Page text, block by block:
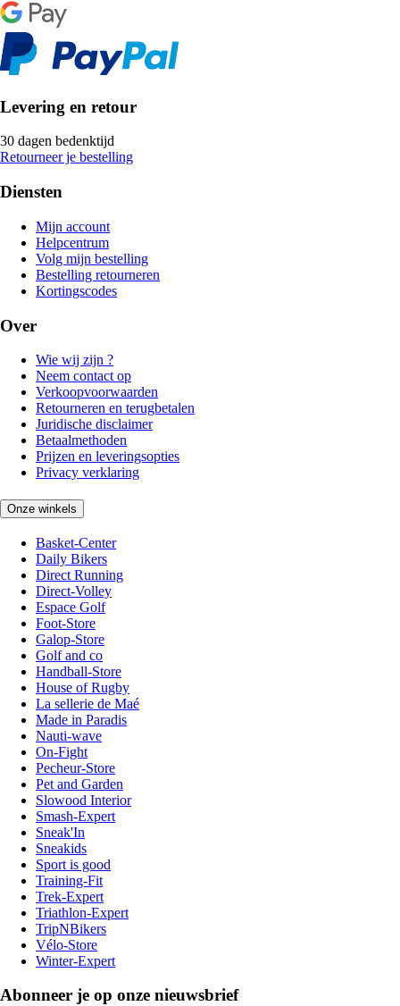
Levering en retour
30 dagen bedenktijd
Retourneer je bestelling
Diensten
Mijn account
Helpcentrum
Volg mijn bestelling
Bestelling retourneren
Kortingscodes
Over
Wie wij zijn ?
Neem contact op
Verkoopvoorwaarden
Retourneren en terugbetalen
Juridische disclaimer
Betaalmethoden
Prijzen en leveringsopties
Privacy verklaring
Onze winkels
Basket-Center
Daily Bikers
Direct Running
Direct-Volley
Espace Golf
Foot-Store
Galop-Store
Golf and co
Handball-Store
House of Rugby
La sellerie de Maé
Made in Paradis
Nauti-wave
On-Fight
Pecheur-Store
Pet and Garden
Slowood Interior
Smash-Expert
Sneak'In
Sneakids
Sport is good
Training-Fit
Trek-Expert
Triathlon-Expert
TripNBikers
Vélo-Store
Winter-Expert
Abonneer je op onze nieuwsbrief